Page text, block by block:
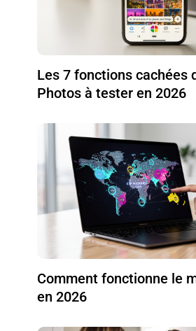
Les 7 fonctions cachées
Photos à tester en 2026
Comment fonctionne le
en 2026